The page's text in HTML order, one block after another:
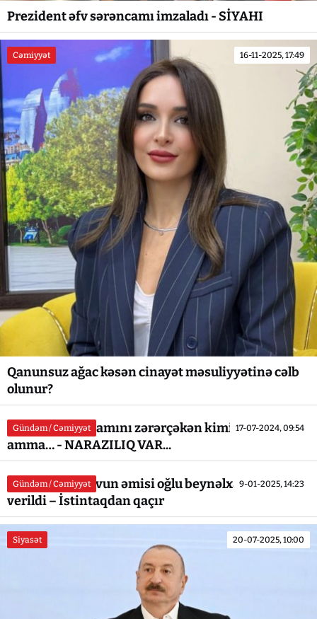
Prezident əfv sərəncamı imzaladı - SİYAHI
Cəmiyyət 16-11-2025, 17:49
Qanunsuz ağac kəsən cinayət məsuliyyətinə cəlb
olunur?
Gündəm / Cəmiyyət 17-07-2024, 09:54
Məhkəmə iş adamını zərərçəkən kimi tanıdı,
amma… - NARAZILIQ VAR...
Gündəm / Cəmiyyət 9-01-2025, 14:23
Cavid Qurbanovun əmisi oğlu beynəlxalq axtarışa
verildi – İstintaqdan qaçır
Siyasət 20-07-2025, 10:00